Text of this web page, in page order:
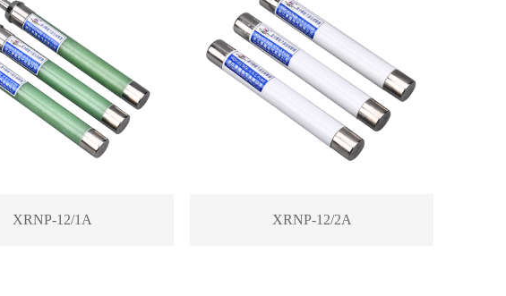
XRNP-12/1A XRNP-12/2A